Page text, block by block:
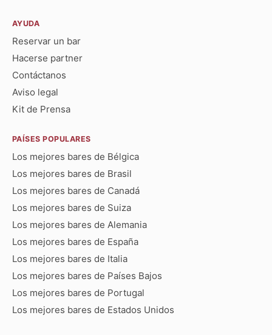
AYUDA
Reservar un bar
Hacerse partner
Contáctanos
Aviso legal
Kit de Prensa
PAÍSES POPULARES
Los mejores bares de Bélgica
Los mejores bares de Brasil
Los mejores bares de Canadá
Los mejores bares de Suiza
Los mejores bares de Alemania
Los mejores bares de España
Los mejores bares de Italia
Los mejores bares de Países Bajos
Los mejores bares de Portugal
Los mejores bares de Estados Unidos